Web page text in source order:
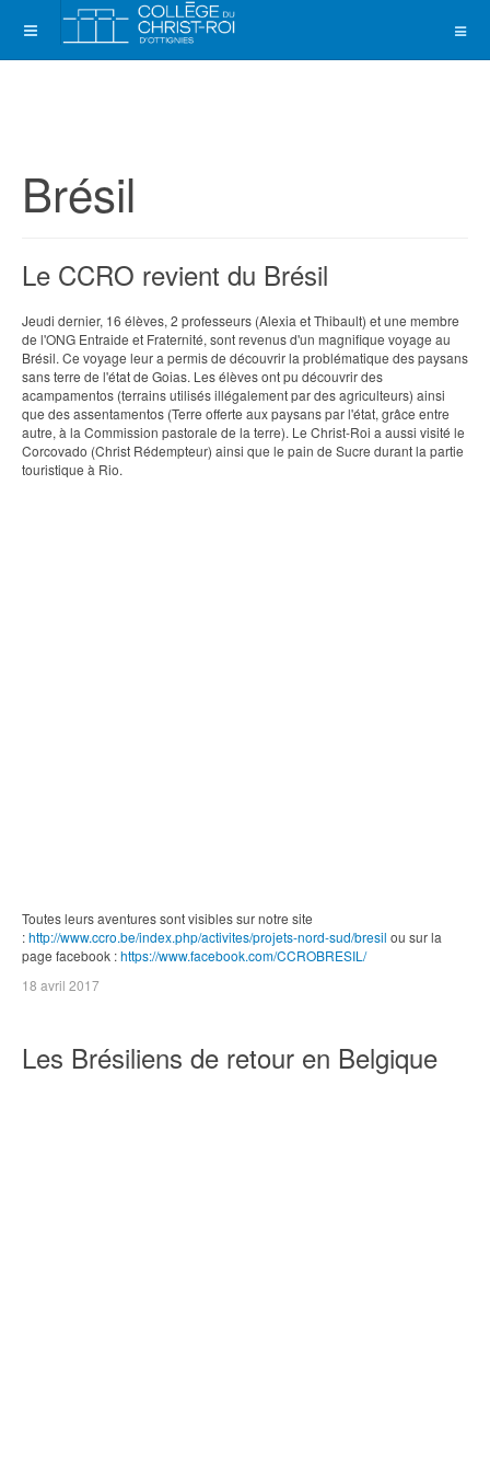
Brésil
Le CCRO revient du Brésil
Jeudi dernier, 16 élèves, 2 professeurs (Alexia et Thibault) et une membre
de l'ONG Entraide et Fraternité, sont revenus d'un magnifique voyage au
Brésil. Ce voyage leur a permis de découvrir la problématique des paysans
sans terre de l'état de Goias. Les élèves ont pu découvrir des
acampamentos (terrains utilisés illégalement par des agriculteurs) ainsi
que des assentamentos (Terre offerte aux paysans par l'état, grâce entre
autre, à la Commission pastorale de la terre). Le Christ-Roi a aussi visité le
Corcovado (Christ Rédempteur) ainsi que le pain de Sucre durant la partie
touristique à Rio.
Toutes leurs aventures sont visibles sur notre site
:http://www.ccro.be/index.php/activites/projets-nord-sud/bresil ou sur la
page facebook :https://www.facebook.com/CCROBRESIL/
18 avril 2017
Les Brésiliens de retour en Belgique